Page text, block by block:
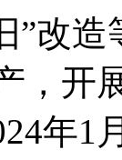
”改
，开
年1